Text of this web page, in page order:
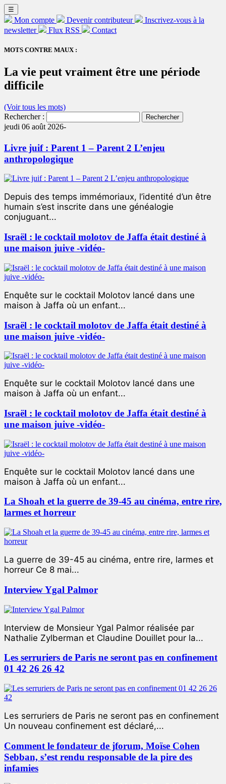
☰
Mon compte Devenir contributeur
Inscrivez-vous à la
newsletter
Flux RSS Contact
MOTS CONTRE MAUX :
La vie peut vraiment être une période
difficile
(Voir tous les mots)
Rechercher :
jeudi 06 août 2026-
Livre juif : Parent 1 – Parent 2 L’enjeu
anthropologique
Depuis des temps immémoriaux, l’identité d’un être
humain s’est inscrite dans une généalogie
conjuguant...
Israël : le cocktail molotov de Jaffa était destiné à
une maison juive -vidéo-
Enquête sur le cocktail Molotov lancé dans une
maison à Jaffa où un enfant...
Israël : le cocktail molotov de Jaffa était destiné à
une maison juive -vidéo-
Enquête sur le cocktail Molotov lancé dans une
maison à Jaffa où un enfant...
Israël : le cocktail molotov de Jaffa était destiné à
une maison juive -vidéo-
Enquête sur le cocktail Molotov lancé dans une
maison à Jaffa où un enfant...
La Shoah et la guerre de 39-45 au cinéma, entre rire,
larmes et horreur
La guerre de 39-45 au cinéma, entre rire, larmes et
horreur Ce 8 mai...
Interview Ygal Palmor
Interview de Monsieur Ygal Palmor réalisée par
Nathalie Zylberman et Claudine Douillet pour la...
Les serruriers de Paris ne seront pas en confinement
01 42 26 26 42
Les serruriers de Paris ne seront pas en confinement
Un nouveau confinement est déclaré,...
Comment le fondateur de jforum, Moïse Cohen
Sebban, s’est rendu responsable de la pire des
infamies